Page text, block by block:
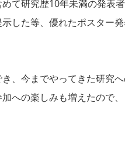
て研究歴10年未満の発表
した等、優れたポスター発
、今までやってきた研究へ
への楽しみも増えたので